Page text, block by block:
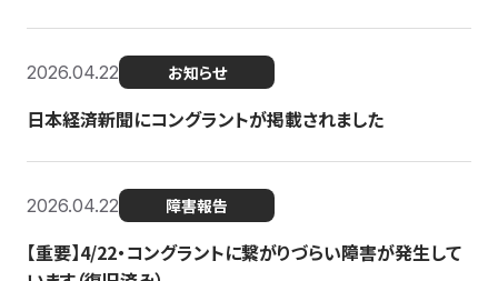
2026.04.22 お知らせ
日本経済新聞にコングラントが掲載されました
2026.04.22 障害報告
【重要】4/22・コングラントに繋がりづらい障害が発生して